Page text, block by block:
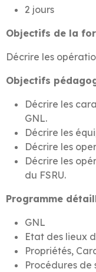
2 jours
Objectifs de la
Décrire les
Objectifs
Décrire les
GNL.
Décrire les
Décrire les
Décrire les
du FSRU.
Programme
GNL
Etat des lieux
Propriétés,
Procédures de